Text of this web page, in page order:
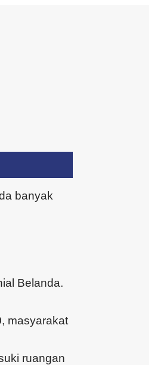
banyak
Belanda.
masyarakat
ruangan